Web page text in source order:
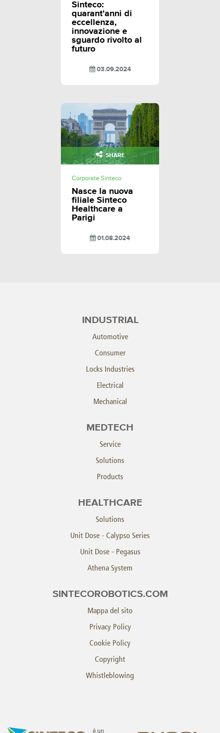
Sinteco:
quarant'anni di
eccellenza,
innovazione e
sguardo rivolto al
futuro
03.09.2024
SHARE
Corporate Sinteco
Nasce la nuova
filiale Sinteco
Healthcare a
Parigi
01.08.2024
INDUSTRIAL
Automotive
Consumer
Locks Industries
Electrical
Mechanical
MEDTECH
Service
Solutions
Products
HEALTHCARE
Solutions
Unit Dose - Calypso Series
Unit Dose - Pegasus
Athena System
SINTECOROBOTICS.COM
Mappa del sito
Privacy Policy
Cookie Policy
Copyright
Whistleblowing
è un